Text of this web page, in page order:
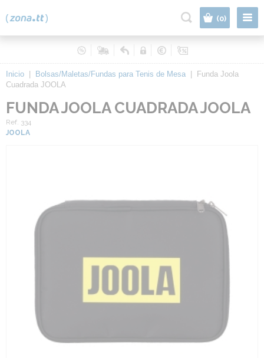
(0)
Inicio Bolsas/Maletas/Fundas para Tenis de Mesa
Funda Joola
Cuadrada JOOLA
FUNDA JOOLA CUADRADA JOOLA
Ref. 334
JOOLA